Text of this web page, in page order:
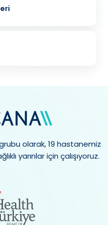
olarak, 19 hastanemiz
yarınlar için çalışıyoruz.